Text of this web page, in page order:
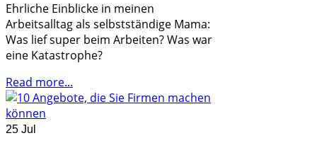
Ehrliche Einblicke in meinen
Arbeitsalltag als selbstständige Mama:
Was lief super beim Arbeiten? Was war
eine Katastrophe?
Read more...
25 Jul